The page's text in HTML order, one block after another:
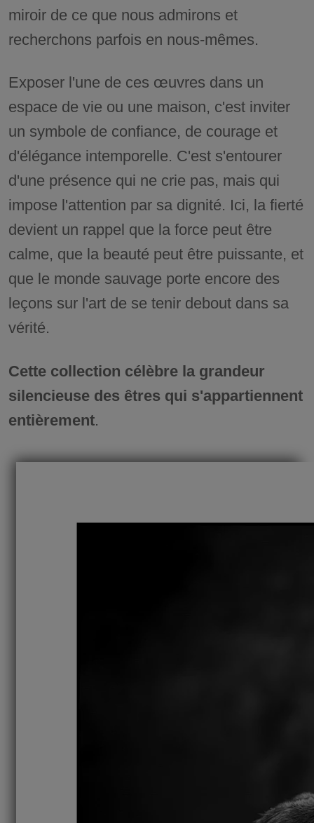
miroir de ce que nous admirons et
recherchons parfois en nous-mêmes.
Exposer l'une de ces œuvres dans un
espace de vie ou une maison, c'est inviter
un symbole de confiance, de courage et
d'élégance intemporelle. C'est s'entourer
d'une présence qui ne crie pas, mais qui
impose l'attention par sa dignité. Ici, la fierté
devient un rappel que la force peut être
calme, que la beauté peut être puissante, et
que le monde sauvage porte encore des
leçons sur l'art de se tenir debout dans sa
vérité.
Cette collection célèbre la grandeur
silencieuse des êtres qui s'appartiennent
entièrement.